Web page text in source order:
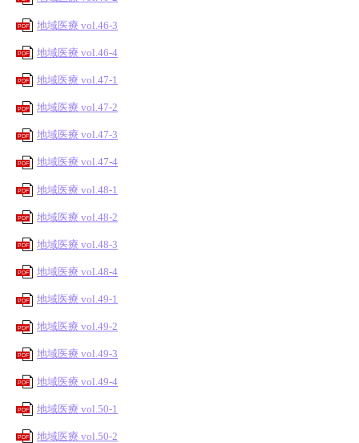
地域医療 vol.46-3
PDF
地域医療 vol.46-4
PDF
地域医療 vol.47-1
PDF
地域医療 vol.47-2
PDF
地域医療 vol.47-3
PDF
地域医療 vol.47-4
PDF
地域医療 vol.48-1
PDF
地域医療 vol.48-2
PDF
地域医療 vol.48-3
PDF
地域医療 vol.48-4
PDF
地域医療 vol.49-1
PDF
地域医療 vol.49-2
PDF
地域医療 vol.49-3
PDF
地域医療 vol.49-4
PDF
地域医療 vol.50-1
PDF
地域医療 vol.50-2
PDF